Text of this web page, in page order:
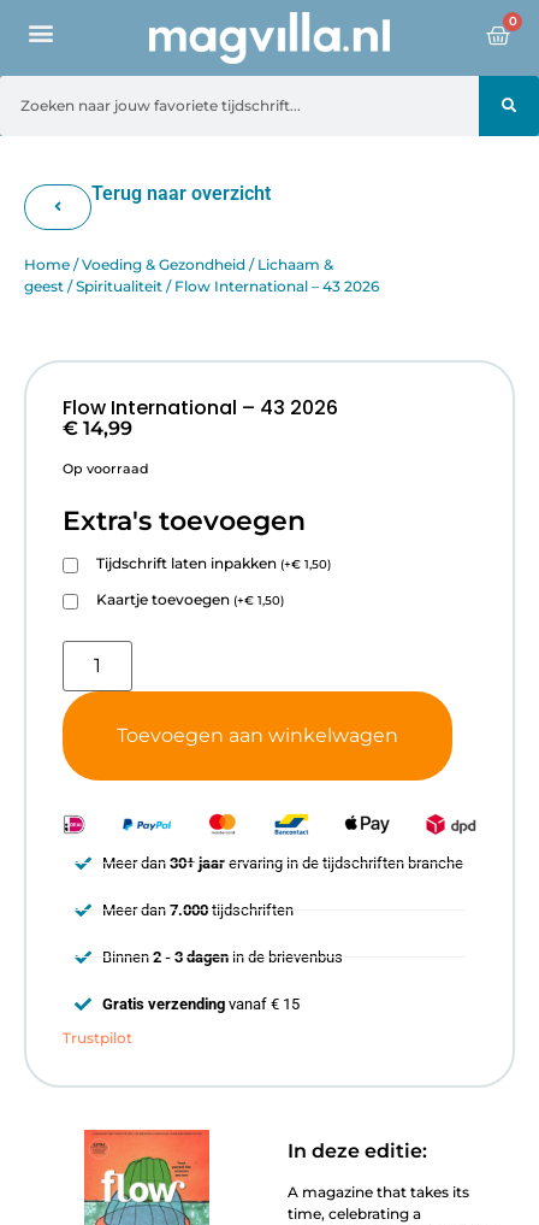
0
Terug naar overzicht
Home /Voeding & Gezondheid / Lichaam &
geest /Spiritualiteit / Flow International – 43 2026
In deze editie:
A magazine that takes its
time, celebrating a
Flow International – 43 2026
€ 14,99
Op voorraad
Extra's toevoegen
Tijdschrift laten inpakken (+€ 1,50)
Kaartje toevoegen (+€ 1,50)
Toevoegen aan winkelwagen
Meer dan 30+ jaarervaring in de tijdschriften branche
Meer dan 7.000tijdschriften
Binnen 2 - 3 dagenin de brievenbus
Gratis verzendingvanaf € 15
Trustpilot